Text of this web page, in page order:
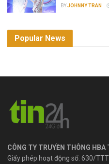
BYJOHNNY TRAN
Popular News
CÔNG TY TRUYỀN THÔNG HBA
Giấy phép hoạt động số: 630/